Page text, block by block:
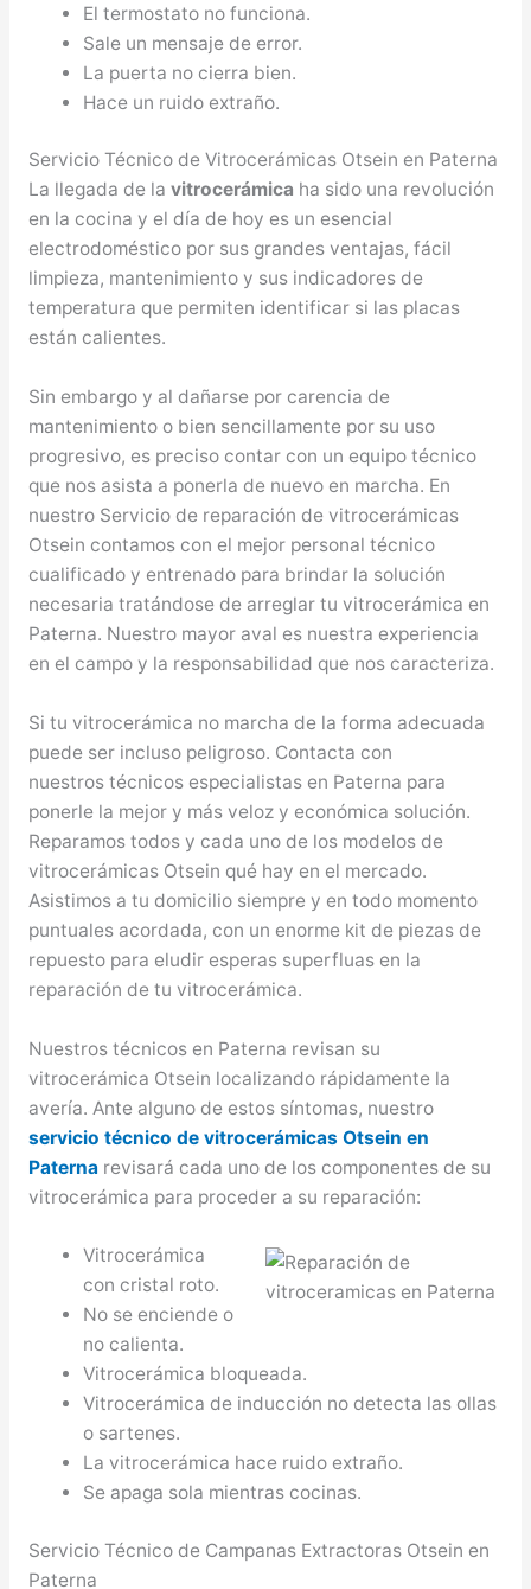
El termostato no funciona.
Sale un mensaje de error.
La puerta no cierra bien.
Hace un ruido extraño.
Servicio Técnico de Vitrocerámicas Otsein en Paterna
La llegada de la vitrocerámica ha sido una revolución
en la cocina y el día de hoy es un esencial
electrodoméstico por sus grandes ventajas, fácil
limpieza, mantenimiento y sus indicadores de
temperatura que permiten identificar si las placas
están calientes.
Sin embargo y al dañarse por carencia de
mantenimiento o bien sencillamente por su uso
progresivo, es preciso contar con un equipo técnico
que nos asista a ponerla de nuevo en marcha. En
nuestro Servicio de reparación de vitrocerámicas
Otsein contamos con el mejor personal técnico
cualificado y entrenado para brindar la solución
necesaria tratándose de arreglar tu vitrocerámica en
Paterna. Nuestro mayor aval es nuestra experiencia
en el campo y la responsabilidad que nos caracteriza.
Si tu vitrocerámica no marcha de la forma adecuada
puede ser incluso peligroso. Contacta con
nuestros técnicos especialistas en Paterna para
ponerle la mejor y más veloz y económica solución.
Reparamos todos y cada uno de los modelos de
vitrocerámicas Otsein qué hay en el mercado.
Asistimos a tu domicilio siempre y en todo momento
puntuales acordada, con un enorme kit de piezas de
repuesto para eludir esperas superfluas en la
reparación de tu vitrocerámica.
Nuestros técnicos en Paterna revisan su
vitrocerámica Otsein localizando rápidamente la
avería. Ante alguno de estos síntomas, nuestro
servicio técnico de vitrocerámicas Otsein en
Paternarevisará cada uno de los componentes de su
vitrocerámica para proceder a su reparación:
Vitrocerámica
con cristal roto.
No se enciende o
no calienta.
Vitrocerámica bloqueada.
Vitrocerámica de inducción no detecta las ollas
o sartenes.
La vitrocerámica hace ruido extraño.
Se apaga sola mientras cocinas.
Servicio Técnico de Campanas Extractoras Otsein en
Paterna